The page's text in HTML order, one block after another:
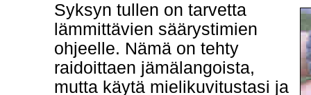
Syksyn tullen on tarvetta
lämmittävien säärystimien
ohjeelle. Nämä on tehty
raidoittaen jämälangoista,
mutta käytä mielikuvitustasi ja